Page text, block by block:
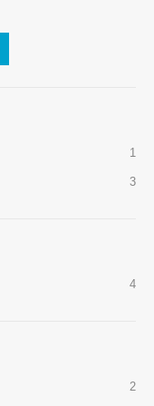
1
3
4
2